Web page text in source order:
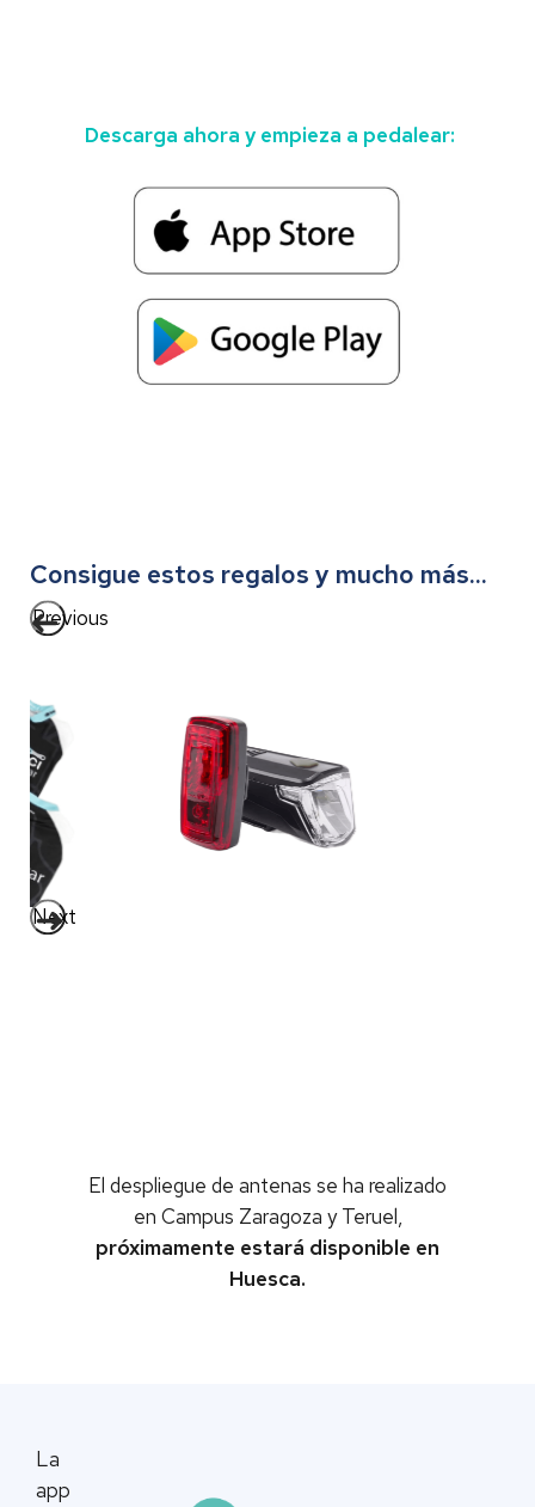
Descarga ahora y empieza a pedalear:
Consigue estos regalos y mucho más...
Previous
Next
El despliegue de antenas se ha realizado
en Campus Zaragoza y Teruel,
próximamente estará disponible en
Huesca.
La
app